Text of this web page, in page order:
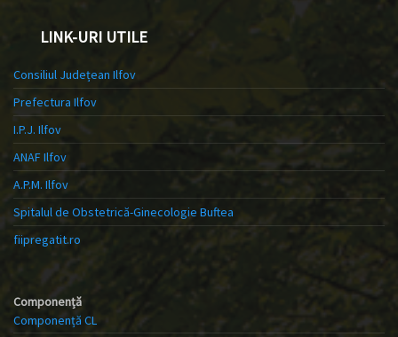
LINK-URI UTILE
Consiliul Județean Ilfov
Prefectura Ilfov
I.P.J. Ilfov
ANAF Ilfov
A.P.M. Ilfov
Spitalul de Obstetrică-Ginecologie Buftea
fiipregatit.ro
Componență
Componență CL